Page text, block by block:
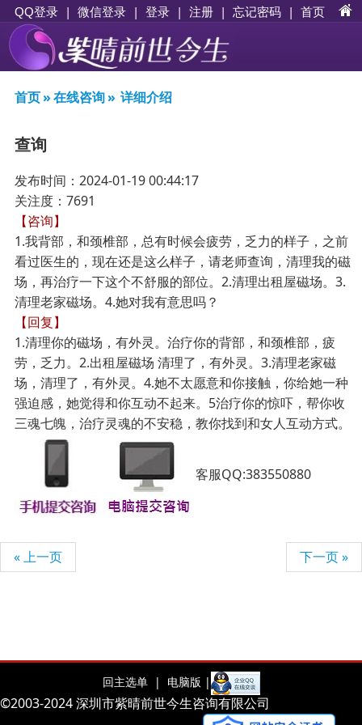
QQ登录 | 微信登录 | 登录 | 注册 | 忘记密码 | 首页
首页»在线咨询» 详细介绍
查询
发布时间：2024-01-19 00:44:17
关注度：7691
【咨询】
1.我背部，和颈椎部，总有时候会疲劳，乏力的样子，之前
看过医生的，现在还是这么样子，请老师查询，清理我的磁
场，再治疗一下这个不舒服的部位。2.清理出租屋磁场。3.
清理老家磁场。4.她对我有意思吗？
【回复】
1.清理你的磁场，有外灵。治疗你的背部，和颈椎部，疲
劳，乏力。2.出租屋磁场 清理了，有外灵。3.清理老家磁
场，清理了，有外灵。4.她不太愿意和你接触，你给她一种
强迫感，她觉得和你互动不起来。5治疗你的惊吓，帮你收
三魂七魄，治疗灵魂的不安稳，教你找到和女人互动方式。
客服QQ:383550880
« 上一页 下一页 »
回主选单 | 电脑版 |
©2003-2024 深圳市紫晴前世今生咨询有限公司